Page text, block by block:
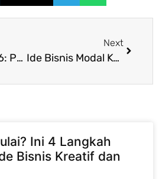
Ide Bisnis 2026: Peluang Usaha Kreatif yang Bakal Tren
Next
Ide Bisnis Modal Kecil untuk Karyawan yang Ingin Tambah Penghasilan
Ini 4 Langkah
Bisnis Kreatif dan